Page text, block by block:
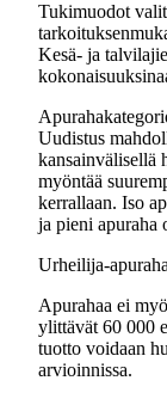
Tukimuodot
Kesä- ja
Uudistus
kansainvälisellä
myöntää
kerrallaan. Iso
ja pieni apuraha
Urheilija-
Apurahaa ei
ylittävät 60 000
tuotto voidaan
arvioinnissa.